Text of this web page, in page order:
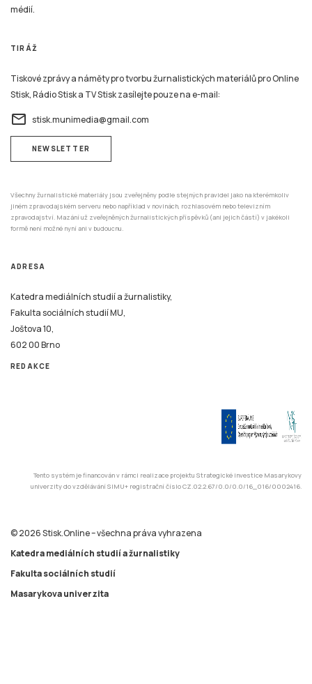
médií.
TIRÁŽ
Tiskové zprávy a náměty pro tvorbu žurnalistických materiálů pro Online
Stisk, Rádio Stisk a TV Stisk zasílejte pouze na e-mail:
email stisk.munimedia@gmail.com
NEWSLETTER
Všechny žurnalistické materiály jsou zveřejněny podle stejných pravidel jako na kterémkoliv
jiném zpravodajském serveru nebo například v novinách, rozhlasovém nebo televizním
zpravodajství. Mazání už zveřejněných žurnalistických příspěvků (ani jejich částí) v jakékoli
formě není možné nyní ani v budoucnu.
ADRESA
Katedra mediálních studií a žurnalistiky,
Fakulta sociálních studií MU,
Joštova 10,
602 00 Brno
REDAKCE
Tento systém je financován v rámci realizace projektu Strategické investice Masarykovy
univerzity do vzdělávání SIMU+ registrační číslo CZ.02.2.67/0.0/0.0/16_016/0002416.
© 2026 Stisk.Online – všechna práva vyhrazena
Katedra mediálních studií a žurnalistiky
Fakulta sociálních studií
Masarykova univerzita